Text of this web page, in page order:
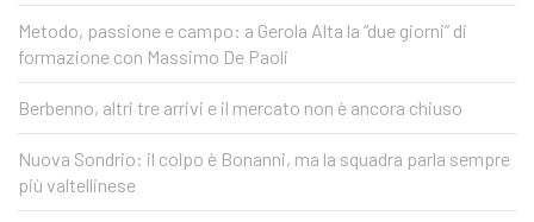
Metodo, passione e campo: a Gerola Alta la “due giorni” di
formazione con Massimo De Paoli
Berbenno, altri tre arrivi e il mercato non è ancora chiuso
Nuova Sondrio: il colpo è Bonanni, ma la squadra parla sempre
più valtellinese